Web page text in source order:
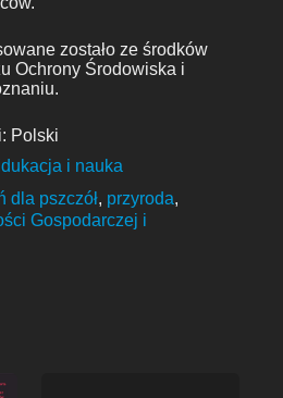
zostało ze środków
Ochrony Środowiska i
Polski
i nauka
dla pszczół, przyroda,
Gospodarczej i